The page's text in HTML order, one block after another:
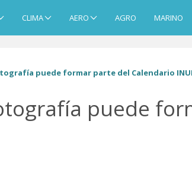
CLIMA AERO AGRO MARINO
puede formar parte del Calendario
puede